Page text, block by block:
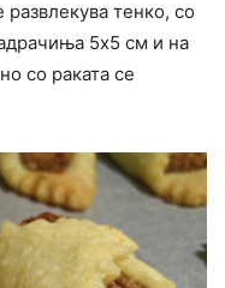
тенко, со
5х5 см и на
со раката се